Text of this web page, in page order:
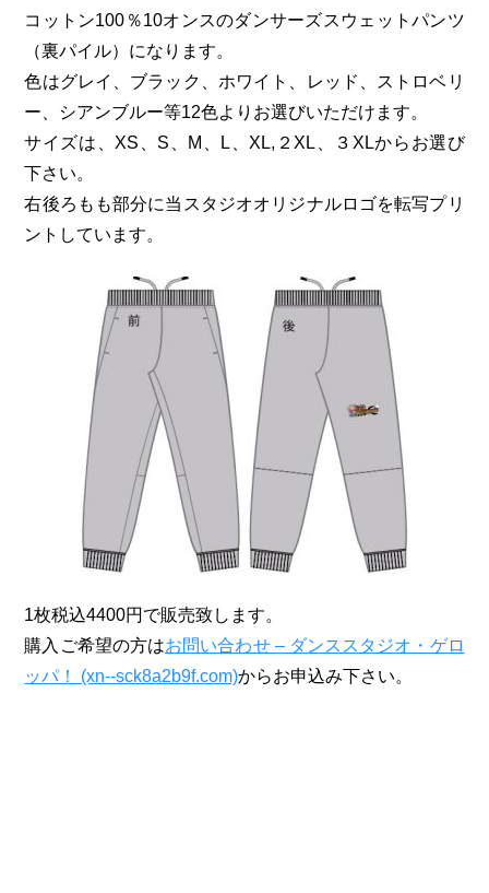
コットン100％10オンスのダンサーズスウェットパンツ
（裏パイル）になります。
色はグレイ、ブラック、ホワイト、レッド、ストロベリ
ー、シアンブルー等12色よりお選びいただけます。
サイズは、XS、S、M、L、XL,２XL、３XLからお選び
下さい。
右後ろもも部分に当スタジオオリジナルロゴを転写プリ
ントしています。
1枚税込4400円で販売致します。
購入ご希望の方はお問い合わせ – ダンススタジオ・ゲロ
ッパ！ (xn--sck8a2b9f.com)からお申込み下さい。